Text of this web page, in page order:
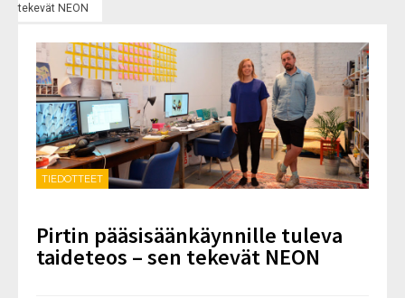
tekevät NEON
TIEDOTTEET
Pirtin pääsisäänkäynnille tuleva
taideteos – sen tekevät NEON